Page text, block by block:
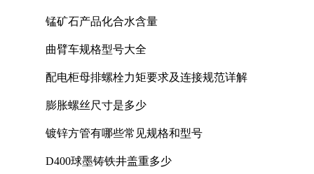
锰矿石产品化合水含量
曲臂车规格型号大全
配电柜母排螺栓力矩要求及连接规范详解
膨胀螺丝尺寸是多少
镀锌方管有哪些常见规格和型号
D400球墨铸铁井盖重多少